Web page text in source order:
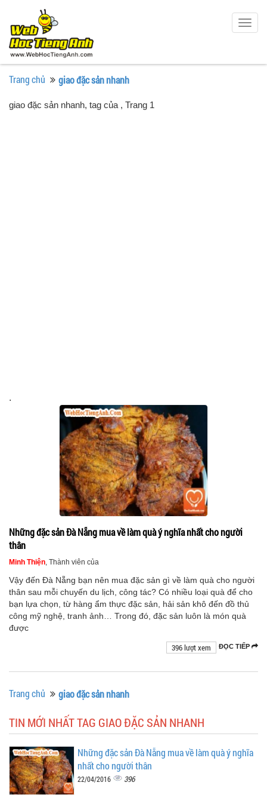
Trang chủ giao đặc sản nhanh
giao đặc sản nhanh, tag của , Trang 1
.
Những đặc sản Đà Nẵng mua về làm quà ý nghĩa nhất cho người
thân
Minh Thiện , Thành viên của
Vậy đến Đà Nẵng bạn nên mua đặc sản gì về làm quà cho người
thân sau mỗi chuyến du lịch, công tác? Có nhiều loại quà để cho
bạn lựa chọn, từ hàng ẩm thực đặc sản, hải sản khô đến đồ thủ
công mỹ nghệ, tranh ảnh… Trong đó, đặc sản luôn là món quà
được
ĐỌC TIẾP
396 lượt xem
Trang chủ giao đặc sản nhanh
TIN MỚI NHẤT TAG GIAO ĐẶC SẢN NHANH
Những đặc sản Đà Nẵng mua về làm quà ý nghĩa
nhất cho người thân
22/04/2016 396